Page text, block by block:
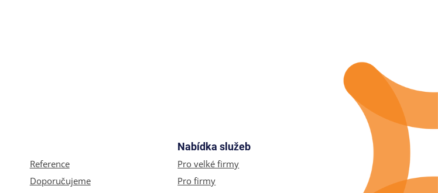
Reference
Doporučujeme
Nabídka služeb
Pro velké firmy
Pro firmy